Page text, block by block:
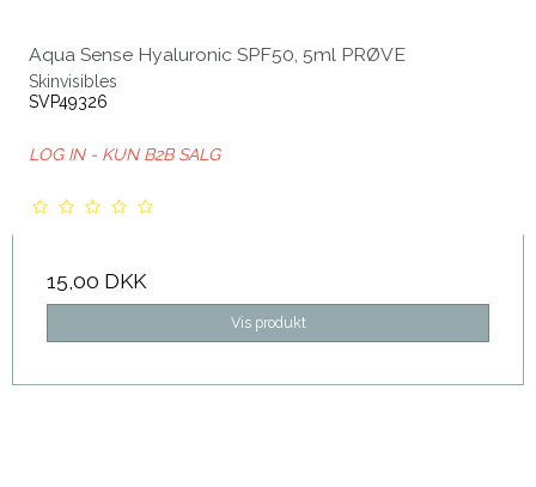
Aqua Sense Hyaluronic SPF50, 5ml PRØVE
Skinvisibles
SVP49326
LOG IN - KUN B2B SALG
15,00 DKK
Vis produkt